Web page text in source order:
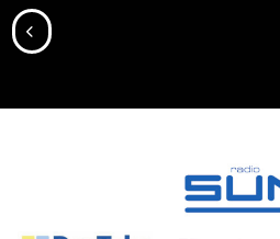
SIIRRY EDELLISEEN